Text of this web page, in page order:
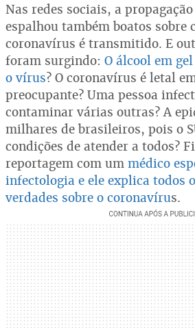
Nas redes sociais, a
espalhou também boatos sobre
coronavírus é transmitido. E
foram surgindo: O álcool em
o vírus? O coronavírus é letal
preocupante? Uma pessoa
contaminar várias outras? A
milhares de brasileiros, pois o
condições de atender a todos?
reportagem com um médico
infectologia e ele explica todos
verdades sobre o coronavírus.